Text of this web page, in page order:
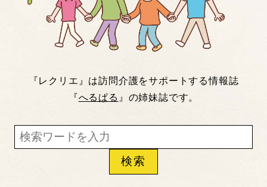
『レクリエ』は訪問介護をサポートする情報誌
『へるぱる 』の姉妹誌です。